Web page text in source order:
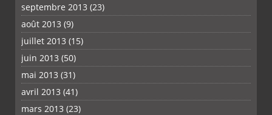
septembre 2013 (23)
août 2013 (9)
juillet 2013 (15)
juin 2013 (50)
mai 2013 (31)
avril 2013 (41)
mars 2013 (23)